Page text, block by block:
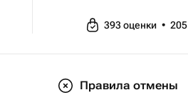
393оценки • 205
Правила отмены